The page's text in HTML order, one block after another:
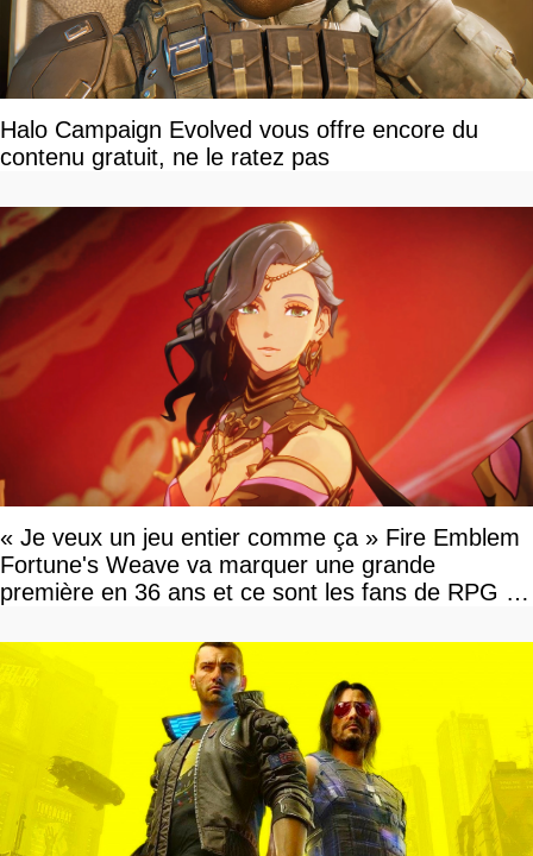
Halo Campaign Evolved vous offre encore du
contenu gratuit, ne le ratez pas
« Je veux un jeu entier comme ça » Fire Emblem
Fortune's Weave va marquer une grande
première en 36 ans et ce sont les fans de RPG en